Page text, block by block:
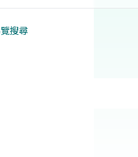
搜尋